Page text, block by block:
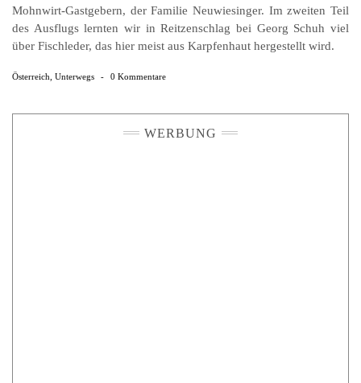
Mohnwirt-Gastgebern, der Familie Neuwiesinger. Im zweiten Teil
des Ausflugs lernten wir in Reitzenschlag bei Georg Schuh viel
über Fischleder, das hier meist aus Karpfenhaut hergestellt wird.
Österreich Unterwegs - 0 Kommentare
WERBUNG